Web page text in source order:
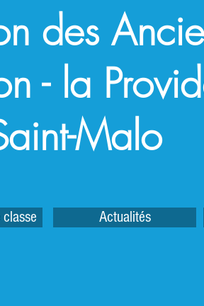
des
- la
Malo
classe Actualités